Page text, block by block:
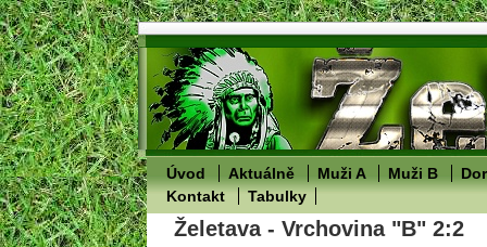
Úvod Aktuálně Muži A Muži B
Kontakt
Tabulky
Želetava - Vrchovina "B" 2:2